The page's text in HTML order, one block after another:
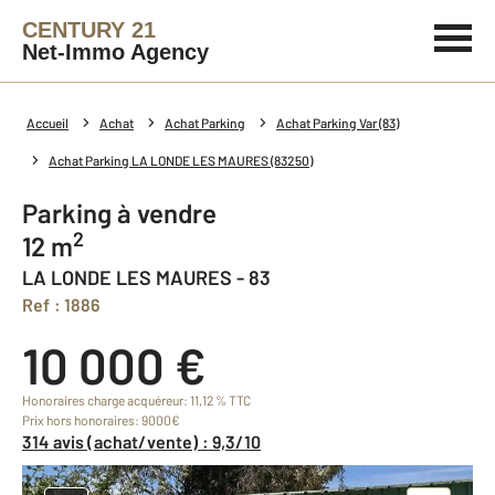
CENTURY 21
Net-Immo Agency
Accueil Achat Achat Parking Achat Parking Var (83)
Achat Parking LA LONDE LES MAURES (83250)
Parking à vendre
12 m2
LA LONDE LES MAURES - 83
Ref : 1886
10 000 €
Honoraires charge acquéreur: 11,12 % TTC
Prix hors honoraires: 9000€
314 avis (achat/vente) : 9,3/10